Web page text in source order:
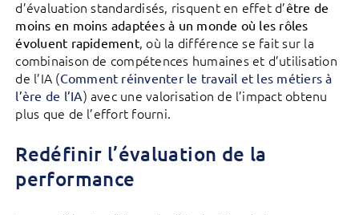
d’évaluation standardisés, risquent en effet d’être de
moins en moins adaptées à un monde où les rôles
évoluent rapidement, où la différence se fait sur la
combinaison de compétences humaines et d’utilisation
de l’IA (Comment réinventer le travail et les métiers à
l’ère de l’IA) avec une valorisation de l’impact obtenu
plus que de l’effort fourni.
Redéfinir l’évaluation de la
performance